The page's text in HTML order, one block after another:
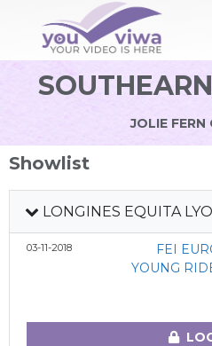
JOLIE FERN
Showlist
LONGINES EQUITA
03-11-2018
FEI
YOUNG